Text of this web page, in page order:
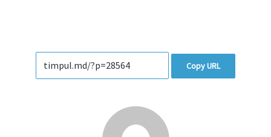
Copy URL